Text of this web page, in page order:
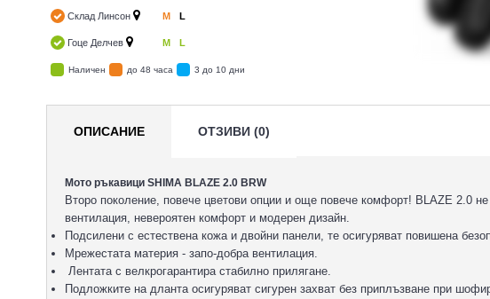
Склад Линсон M L
Гоце Делчев M L
Наличен до 48 часа 3 до 10 дни
ОПИСАНИЕ ОТЗИВИ (0)
Мото ръкавици SHIMA BLAZE 2.0 BRW
Второ поколение, повече цветови опции и още повече комфорт! BLAZE 2.0
вентилация, невероятен комфорт и модерен дизайн.
Подсилени с естествена кожа и двойни панели, те осигуряват повишена
Мрежестата материя - запо-добра вентилация.
Лентата с велкрогарантира стабилно прилягане.
Подложките на дланта осигуряват сигурен захват без приплъзване при